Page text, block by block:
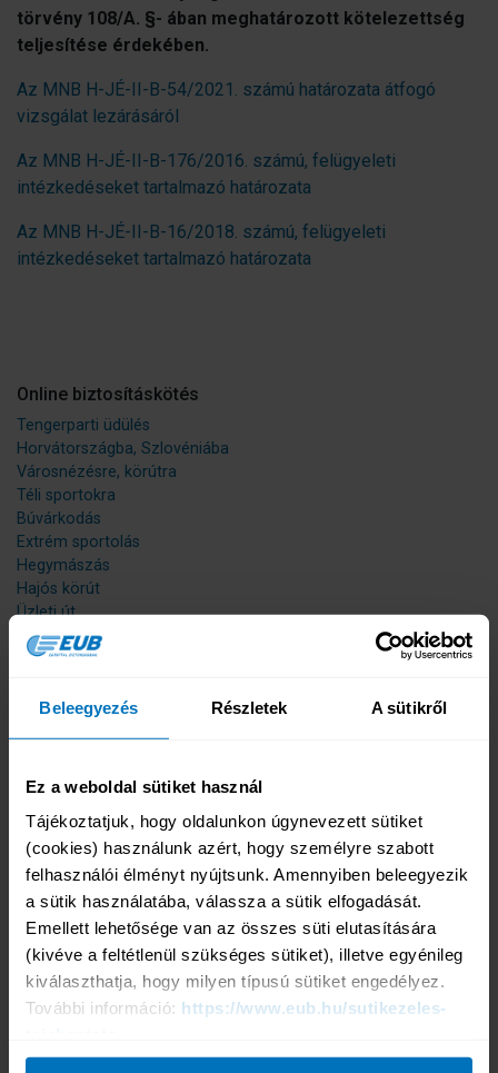
Beleegyezés Részletek A sütikről
Ez a weboldal sütiket használ
Tájékoztatjuk, hogy oldalunkon úgynevezett sütiket
(cookies) használunk azért, hogy személyre szabott
felhasználói élményt nyújtsunk. Amennyiben beleegyezik
a sütik használatába, válassza a sütik elfogadását.
Emellett lehetősége van az összes süti elutasítására
(kivéve a feltétlenül szükséges sütiket), illetve egyénileg
kiválaszthatja, hogy milyen típusú sütiket engedélyez.
További információ: https://www.eub.hu/sutikezeles-
törvény 108/A. §- ában meghatározott kötelezettség
teljesítése érdekében.
Az MNB H-JÉ-II-B-54/2021. számú határozata átfogó
vizsgálat lezárásáról
Az MNB H-JÉ-II-B-176/2016. számú, felügyeleti
intézkedéseket tartalmazó határozata
Az MNB H-JÉ-II-B-16/2018. számú, felügyeleti
intézkedéseket tartalmazó határozata
Online biztosításkötés
Tengerparti üdülés
Horvátországba, Szlovéniába
Városnézésre, körútra
Téli sportokra
Búvárkodás
Extrém sportolás
Hegymászás
Hajós körút
Üzleti út
Fizikai munkavégzésre
30 éven aluli diákoknak
Útlemondási biztosítás
Kárbejelentés
Igénybejelentő Nyomtatványok
24 órás segítségnyújtás
Termékeink
Népszerű termékeink
Tengerparti üdülésre, egzotikus utazáshoz
Horvátországba, Szlovéniába
Városnézésre
Hegymászásra